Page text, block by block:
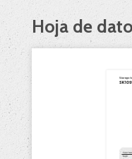
Hoja de